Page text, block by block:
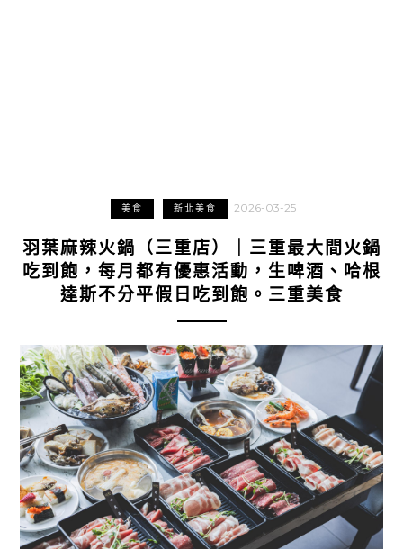
美食 新北美食 2026-03-25
羽葉麻辣火鍋（三重店）｜三重最大間火鍋
吃到飽，每月都有優惠活動，生啤酒、哈根
達斯不分平假日吃到飽。三重美食